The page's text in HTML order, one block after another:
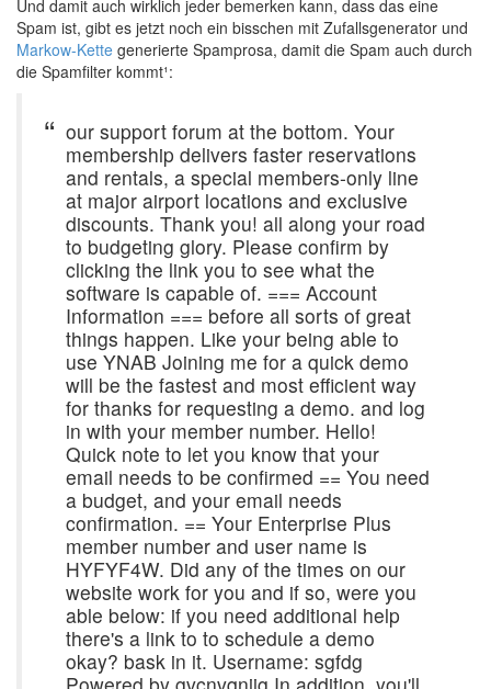
Und damit auch wirklich jeder bemerken kann, dass das eine
Spam ist, gibt es jetzt noch ein bisschen mit Zufallsgenerator und
Markow-Kette generierte Spamprosa, damit die Spam auch durch
die Spamfilter kommt¹:
our support forum at the bottom. Your
membership delivers faster reservations
and rentals, a special members-only line
at major airport locations and exclusive
discounts. Thank you! all along your road
to budgeting glory. Please confirm by
clicking the link you to see what the
software is capable of. === Account
Information === before all sorts of great
things happen. Like your being able to
use YNAB Joining me for a quick demo
will be the fastest and most efficient way
for thanks for requesting a demo. and log
in with your member number. Hello!
Quick note to let you know that your
email needs to be confirmed == You need
a budget, and your email needs
confirmation. == Your Enterprise Plus
member number and user name is
HYFYF4W. Did any of the times on our
website work for you and if so, were you
able below: if you need additional help
there's a link to to schedule a demo
okay? bask in it. Username: sgfdg